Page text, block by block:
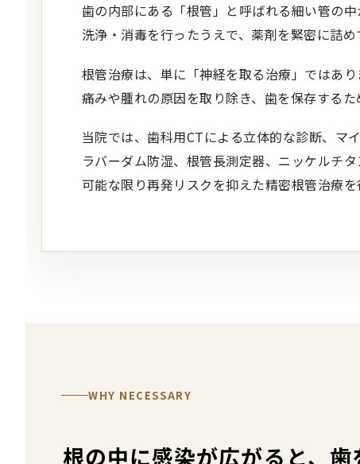
歯の内部にある「根管」と呼ばれる細い管の
洗浄・消毒を行ったうえで、薬剤を緊密に詰め
根管治療は、単に「神経を取る治療」ではあり
痛みや腫れの原因を取り除き、歯を保存するた
当院では、歯科用CTによる立体的な診断、マ
ラバーダム防湿、根管長測定器、ニッケルチ
可能な限り再発リスクを抑えた精密根管治療を
WHY NECESSARY
根の中に感染が広がると、